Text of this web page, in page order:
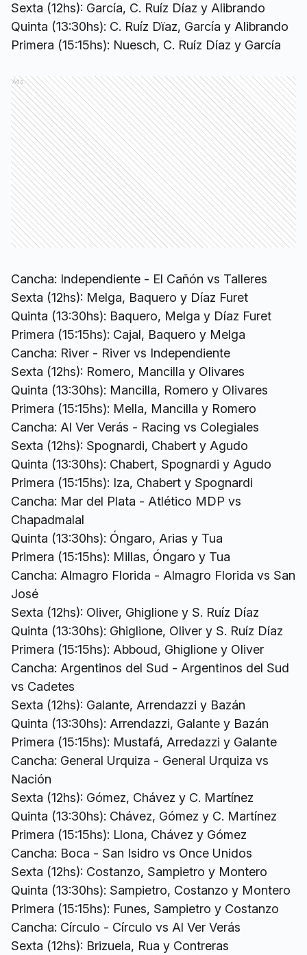
Sexta (12hs): García, C. Ruíz Díaz y Alibrando
Quinta (13:30hs): C. Ruíz Dïaz, García y Alibrando
Primera (15:15hs): Nuesch, C. Ruíz Díaz y García
Ads
Cancha: Independiente - El Cañón vs Talleres
Sexta (12hs): Melga, Baquero y Díaz Furet
Quinta (13:30hs): Baquero, Melga y Díaz Furet
Primera (15:15hs): Cajal, Baquero y Melga
Cancha: River - River vs Independiente
Sexta (12hs): Romero, Mancilla y Olivares
Quinta (13:30hs): Mancilla, Romero y Olivares
Primera (15:15hs): Mella, Mancilla y Romero
Cancha: Al Ver Verás - Racing vs Colegiales
Sexta (12hs): Spognardi, Chabert y Agudo
Quinta (13:30hs): Chabert, Spognardi y Agudo
Primera (15:15hs): Iza, Chabert y Spognardi
Cancha: Mar del Plata - Atlético MDP vs
Chapadmalal
Quinta (13:30hs): Óngaro, Arias y Tua
Primera (15:15hs): Millas, Óngaro y Tua
Cancha: Almagro Florida - Almagro Florida vs San
José
Sexta (12hs): Oliver, Ghiglione y S. Ruíz Díaz
Quinta (13:30hs): Ghiglione, Oliver y S. Ruíz Díaz
Primera (15:15hs): Abboud, Ghiglione y Oliver
Cancha: Argentinos del Sud - Argentinos del Sud
vs Cadetes
Sexta (12hs): Galante, Arrendazzi y Bazán
Quinta (13:30hs): Arrendazzi, Galante y Bazán
Primera (15:15hs): Mustafá, Arredazzi y Galante
Cancha: General Urquiza - General Urquiza vs
Nación
Sexta (12hs): Gómez, Chávez y C. Martínez
Quinta (13:30hs): Chávez, Gómez y C. Martínez
Primera (15:15hs): Llona, Chávez y Gómez
Cancha: Boca - San Isidro vs Once Unidos
Sexta (12hs): Costanzo, Sampietro y Montero
Quinta (13:30hs): Sampietro, Costanzo y Montero
Primera (15:15hs): Funes, Sampietro y Costanzo
Cancha: Círculo - Círculo vs Al Ver Verás
Sexta (12hs): Brizuela, Rua y Contreras